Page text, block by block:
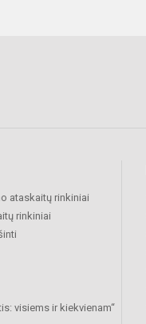
ataskaitų rinkiniai
rinkiniai
visiems ir kiekvienam“